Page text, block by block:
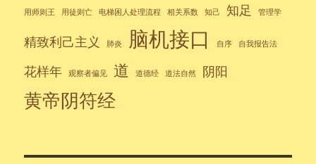
用师则王 用徒则亡 电梯困人处理流程 相关系数 知己 知足 管理学
精致利己主义 肺炎 脑机接口 自序 自我报告法
花样年 观察者偏见 道 道德经 道法自然 阴阳
黄帝阴符经